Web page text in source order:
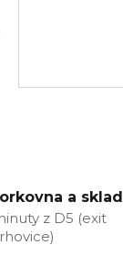
a sklad
z D5 (exit